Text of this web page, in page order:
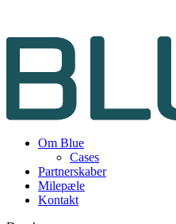
Om Blue
Cases
Partnerskaber
Milepæle
Kontakt